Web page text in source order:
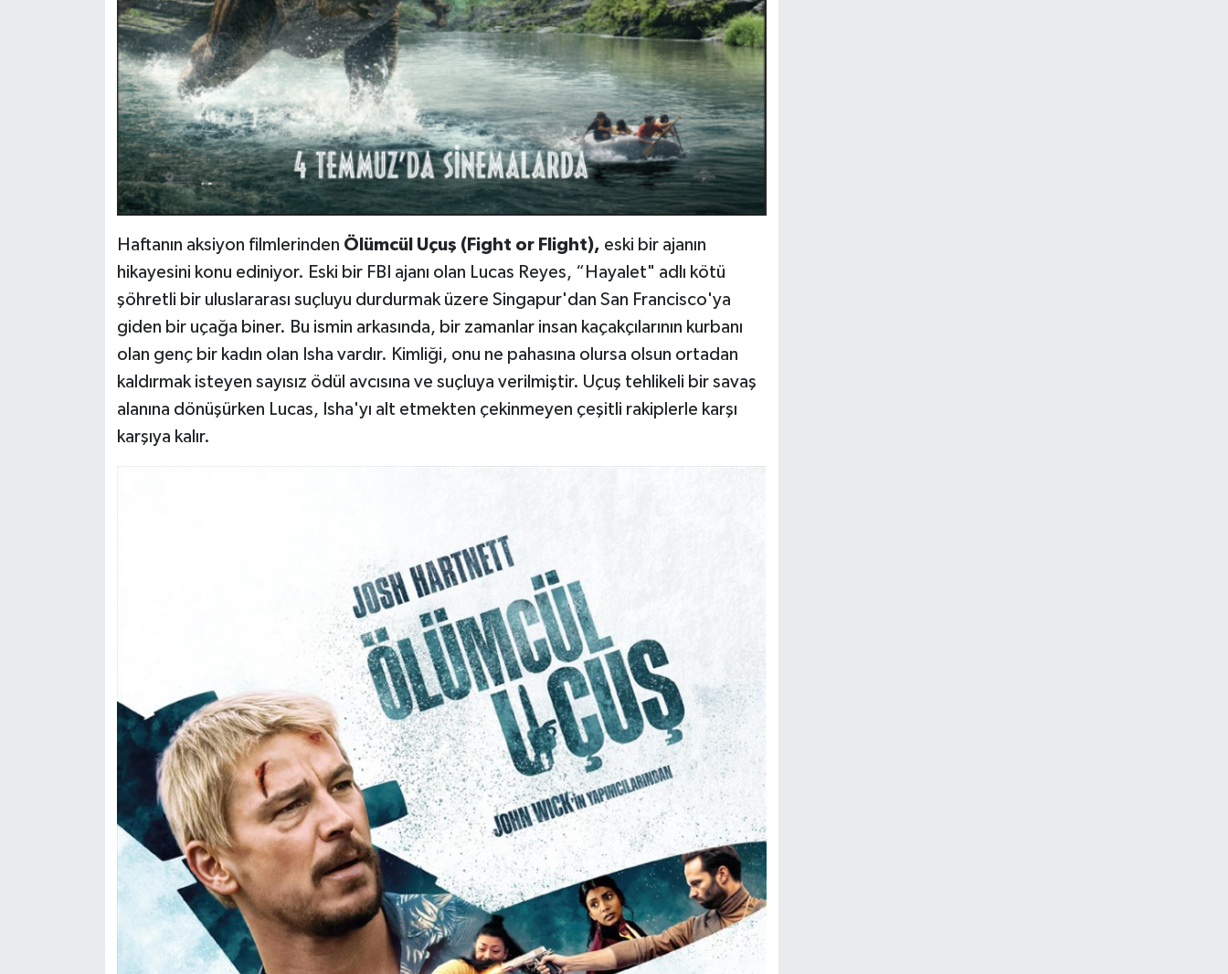
Haftanın aksiyon filmlerinden Ölümcül Uçuş (Fight or Flight), eski bir ajanın
hikayesini konu ediniyor. Eski bir FBI ajanı olan Lucas Reyes, “Hayalet" adlı kötü
şöhretli bir uluslararası suçluyu durdurmak üzere Singapur'dan San Francisco'ya
giden bir uçağa biner. Bu ismin arkasında, bir zamanlar insan kaçakçılarının kurbanı
olan genç bir kadın olan Isha vardır. Kimliği, onu ne pahasına olursa olsun ortadan
kaldırmak isteyen sayısız ödül avcısına ve suçluya verilmiştir. Uçuş tehlikeli bir savaş
alanına dönüşürken Lucas, Isha'yı alt etmekten çekinmeyen çeşitli rakiplerle karşı
karşıya kalır.